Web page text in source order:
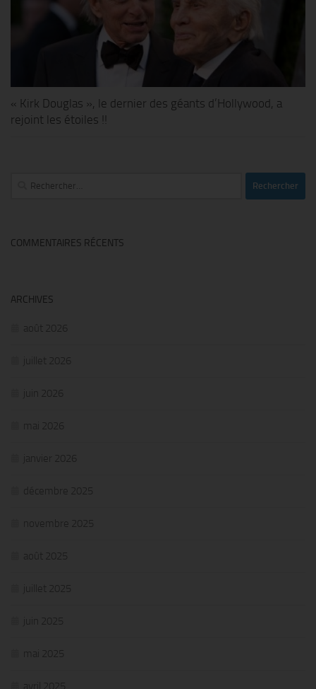
« Kirk Douglas », le dernier des géants d’Hollywood, a
rejoint les étoiles !!
Rechercher :
COMMENTAIRES RÉCENTS
ARCHIVES
août 2026
juillet 2026
juin 2026
mai 2026
janvier 2026
décembre 2025
novembre 2025
août 2025
juillet 2025
juin 2025
mai 2025
avril 2025